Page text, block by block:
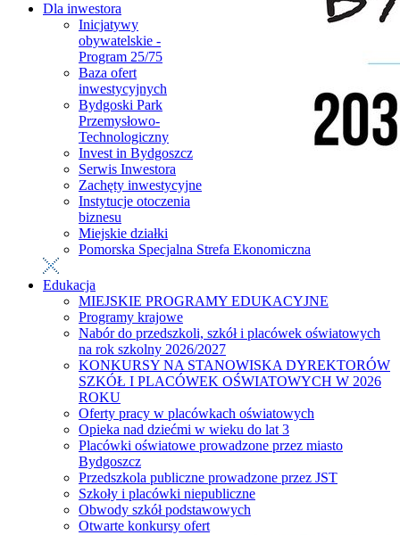
Dla inwestora
Inicjatywy
obywatelskie -
Program 25/75
Baza ofert
inwestycyjnych
Bydgoski Park
Przemysłowo-
Technologiczny
Invest in Bydgoszcz
Serwis Inwestora
Zachęty inwestycyjne
Instytucje otoczenia
biznesu
Miejskie działki
Pomorska Specjalna Strefa Ekonomiczna
Edukacja
MIEJSKIE PROGRAMY EDUKACYJNE
Programy krajowe
Nabór do przedszkoli, szkół i placówek oświatowych
na rok szkolny 2026/2027
KONKURSY NA STANOWISKA DYREKTORÓW
SZKÓŁ I PLACÓWEK OŚWIATOWYCH W 2026
ROKU
Oferty pracy w placówkach oświatowych
Opieka nad dziećmi w wieku do lat 3
Placówki oświatowe prowadzone przez miasto
Bydgoszcz
Przedszkola publiczne prowadzone przez JST
Szkoły i placówki niepubliczne
Obwody szkół podstawowych
Otwarte konkursy ofert